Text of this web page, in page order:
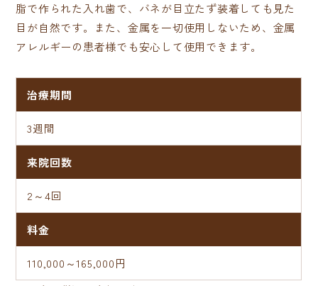
脂で作られた入れ歯で、バネが目立たず装着しても見た
目が自然です。また、金属を一切使用しないため、金属
アレルギーの患者様でも安心して使用できます。
治療期間
3週間
来院回数
2～4回
料金
110,000～165,000円